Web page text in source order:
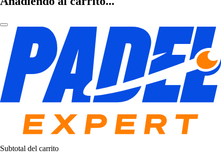
Subtotal del carrito